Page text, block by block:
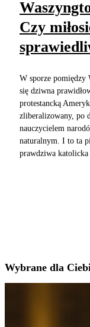
Czy
W sporze pomiędzy
się dziwna
protestancką
zliberalizowany, po
nauczycielem
naturalnym. I to ta
prawdziwa katolicka
Wybrane dla